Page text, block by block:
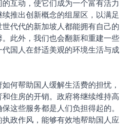
互动，使它们成为一个富有活力
推出创新概念的组屋区，以满足
代代的新加坡人都能拥有自己的
此外，我们也会翻新和重建一些
国人在舒适美观的环境生活与成
何帮助国人缓解生活费的担忧，
住房的开销。政府将继续维持高
这些服务都是人们负担得起的。
政作风，能够有效地帮助国人应